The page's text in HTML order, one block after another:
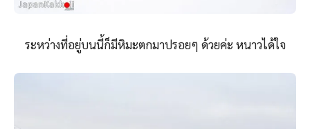
ระหว่างที่อยู่บนนี้ก็มีหิมะตกมาปรอยๆ ด้วยค่ะ หนาวได้ใจ